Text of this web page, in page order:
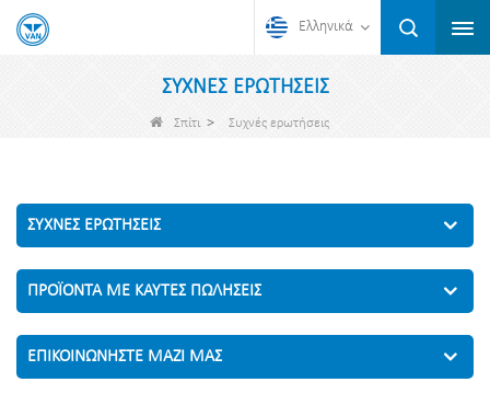
Ελληνικά
ΣΥΧΝΈΣ ΕΡΩΤΉΣΕΙΣ
Σπίτι> Συχνές ερωτήσεις
ΣΥΧΝΈΣ ΕΡΩΤΉΣΕΙΣ
ΠΡΟΪΌΝΤΑ ΜΕ ΚΑΥΤΈΣ ΠΩΛΉΣΕΙΣ
ΕΠΙΚΟΙΝΩΝΉΣΤΕ ΜΑΖΊ ΜΑΣ